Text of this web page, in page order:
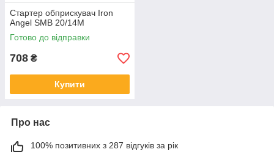
Стартер обприскувач Iron
Angel SMB 20/14M
Готово до відправки
708 ₴
Купити
Про нас
100% позитивних з 287 відгуків за рік